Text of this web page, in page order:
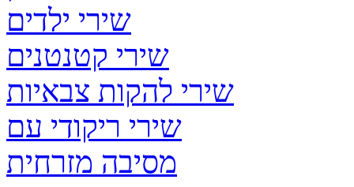
שירי ילדים
שירי קטנטנים
שירי להקות צבאיות
שירי ריקודי עם
מסיבה מזרחית